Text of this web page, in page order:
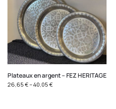
Plateaux en argent – FEZ HERITAGE
26,65 €–40,05 €